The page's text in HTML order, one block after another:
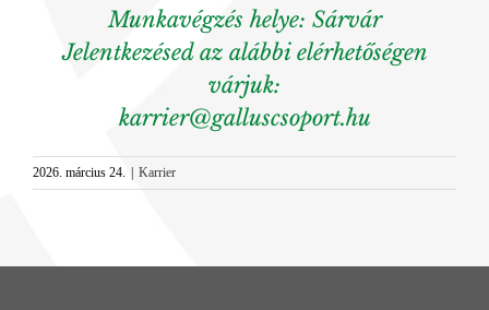
Munkavégzés helye: Sárvár
Jelentkezésed az alábbi elérhetőségen
várjuk:
karrier@galluscsoport.hu
2026. március 24. | Karrier